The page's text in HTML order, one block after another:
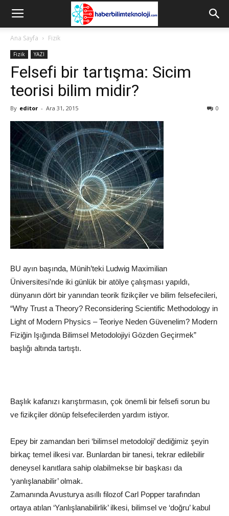
Ana Sayfa Fizik
Fizik YAZI
Felsefi bir tartışma: Sicim
teorisi bilim midir?
By editor - Ara 31, 2015 0
BU ayın başında, Münih’teki Ludwig Maximilian
Üniversitesi’nde iki günlük bir atölye çalışması yapıldı,
dünyanın dört bir yanından teorik fizikçiler ve bilim felsefecileri,
“Why Trust a Theory? Reconsidering Scientific Methodology in
Light of Modern Physics – Teoriye Neden Güvenelim? Modern
Fiziğin Işığında Bilimsel Metodolojiyi Gözden Geçirmek”
başlığı altında tartıştı.
Başlık kafanızı karıştırmasın, çok önemli bir felsefi sorun bu
ve fizikçiler dönüp felsefecilerden yardım istiyor.
Epey bir zamandan beri ‘bilimsel metodoloji’ dediğimiz şeyin
birkaç temel ilkesi var. Bunlardan bir tanesi, tekrar edilebilir
deneysel kanıtlara sahip olabilmekse bir başkası da
‘yanlışlanabilir’ olmak.
Zamanında Avusturya asıllı filozof Carl Popper tarafından
ortaya atılan ‘Yanlışlanabilirlik’ ilkesi, bilimsel ve ‘doğru’ kabul